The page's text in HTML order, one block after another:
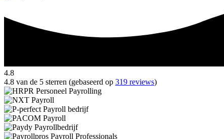
4.8
4.8 van de 5 sterren (gebaseerd op 319 reviews)